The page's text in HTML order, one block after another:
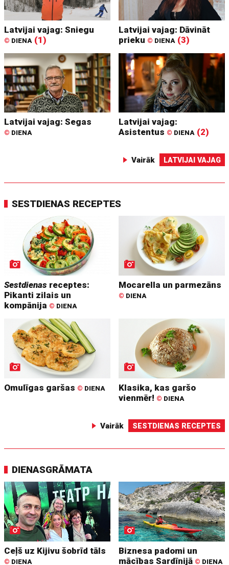
Latvijai vajag: Sniegu
© DIENA (1)
Latvijai vajag: Dāvināt
prieku © DIENA (3)
Latvijai vajag: Segas
© DIENA
Latvijai vajag:
Asistentus © DIENA (2)
Vairāk LATVIJAI VAJAG
SESTDIENAS RECEPTES
Sestdienas receptes:
Pikanti zilais un
kompānija © DIENA
Mocarella un parmezāns
© DIENA
Omulīgas garšas © DIENA
Klasika, kas garšo
vienmēr! © DIENA
Vairāk SESTDIENAS RECEPTES
DIENASGRĀMATA
Ceļš uz Kijivu šobrīd tāls
© DIENA
Biznesa padomi un
mācības Sardīnijā © DIENA